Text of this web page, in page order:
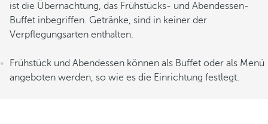
ist die Übernachtung, das Frühstücks- und Abendessen-
Buffet inbegriffen. Getränke, sind in keiner der
Verpflegungsarten enthalten.
Frühstück und Abendessen können als Buffet oder als Menü
angeboten werden, so wie es die Einrichtung festlegt.